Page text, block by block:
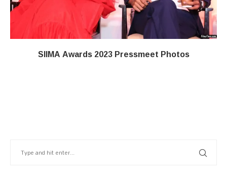
SIIMA Awards 2023 Pressmeet Photos